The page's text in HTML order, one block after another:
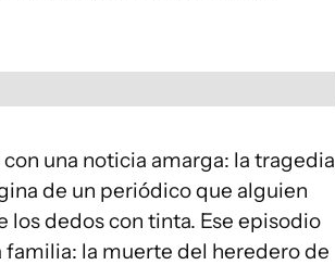
una noticia amarga: la tragedia
de un periódico que alguien
los dedos con tinta. Ese episodio
familia: la muerte del heredero de